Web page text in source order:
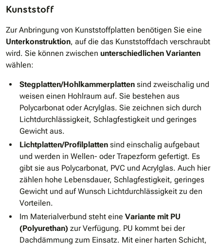
Kunststoff
Zur Anbringung von Kunststoffplatten benötigen Sie eine
Unterkonstruktion, auf die das Kunststoffdach verschraubt
wird. Sie können zwischen unterschiedlichen Varianten
wählen:
Stegplatten/Hohlkammerplatten sind zweischalig und
weisen einen Hohlraum auf. Sie bestehen aus
Polycarbonat oder Acrylglas. Sie zeichnen sich durch
Lichtdurchlässigkeit, Schlagfestigkeit und geringes
Gewicht aus.
Lichtplatten/Profilplatten sind einschalig aufgebaut
und werden in Wellen- oder Trapezform gefertigt. Es
gibt sie aus Polycarbonat, PVC und Acrylglas. Auch hier
zählen hohe Lebensdauer, Schlagfestigkeit, geringes
Gewicht und auf Wunsch Lichtdurchlässigkeit zu den
Vorteilen.
Im Materialverbund steht eine Variante mit PU
(Polyurethan) zur Verfügung. PU kommt bei der
Dachdämmung zum Einsatz. Mit einer harten Schicht,